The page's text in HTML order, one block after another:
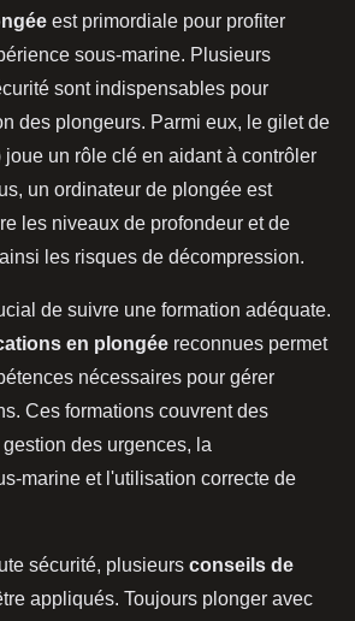
est primordiale pour profiter
sous-marine. Plusieurs
sont indispensables pour
des plongeurs. Parmi eux, le gilet de
un rôle clé en aidant à contrôler
un ordinateur de plongée est
les niveaux de profondeur et de
les risques de décompression.
de suivre une formation adéquate.
en plongée reconnues permet
nécessaires pour gérer
Ces formations couvrent des
des urgences, la
marine et l'utilisation correcte de
sécurité, plusieurs conseils de
appliqués. Toujours plonger avec